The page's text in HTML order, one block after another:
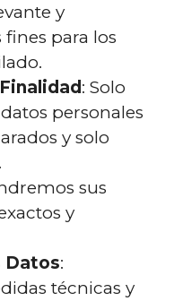
y
fines para los
: Solo
personales
y solo
sus
y
Datos:
técnicas y